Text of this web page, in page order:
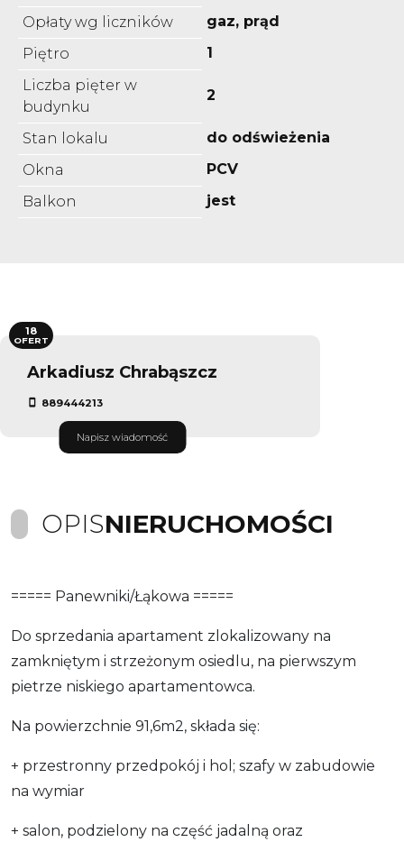
Opłaty wg liczników
gaz, prąd
Piętro
1
Liczba pięter w
budynku
2
Stan lokalu
do odświeżenia
Okna
PCV
Balkon
jest
Arkadiusz Chrabąszcz
889444213
Napisz wiadomość
18
OFERT
OPISNIERUCHOMOŚCI
===== Panewniki/Łąkowa =====
Do sprzedania apartament zlokalizowany na
zamkniętym i strzeżonym osiedlu, na pierwszym
pietrze niskiego apartamentowca.
Na powierzchnie 91,6m2, składa się:
+ przestronny przedpokój i hol; szafy w zabudowie
na wymiar
+ salon, podzielony na część jadalną oraz